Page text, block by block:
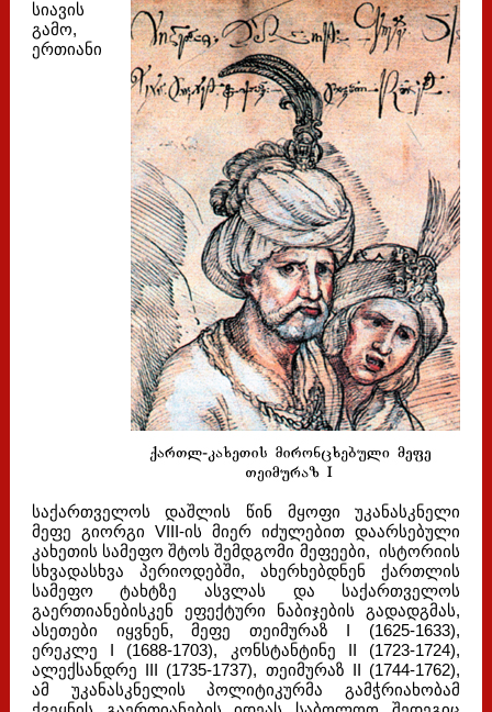
სიავის
გამო,
ერთიანი
საქართველოს დაშლის წინ მყოფი უკანასკნელი
მეფე გიორგი VIII-ის მიერ იძულებით დაარსებული
კახეთის სამეფო შტოს შემდგომი მეფეები, ისტორიის
სხვადასხვა პერიოდებში, ახერხებდნენ ქართლის
სამეფო ტახტზე ასვლას და საქართველოს
გაერთიანებისკენ ეფექტური ნაბიჯების გადადგმას,
ასეთები იყვნენ, მეფე თეიმურაზ I (1625-1633),
ერეკლე I (1688-1703), კონსტანტინე II (1723-1724),
ალექსანდრე III (1735-1737), თეიმურაზ II (1744-1762),
ამ უკანასკნელის პოლიტიკურმა გამჭრიახობამ